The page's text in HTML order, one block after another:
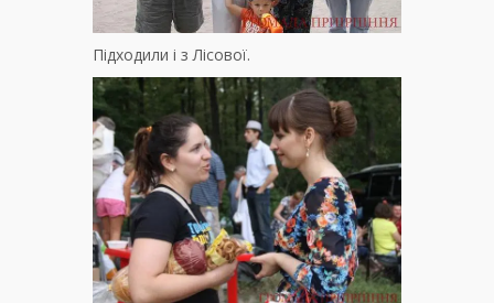
Підходили і з Лісової.